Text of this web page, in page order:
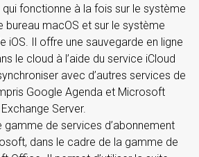
fonctionne à la fois sur le système
bureau macOS et sur le système
iOS. Il offre une sauvegarde en ligne
le cloud à l’aide du service iCloud
avec d’autres services de
Google Agenda et Microsoft
Exchange Server.
gamme de services d’abonnement
dans le cadre de la gamme de